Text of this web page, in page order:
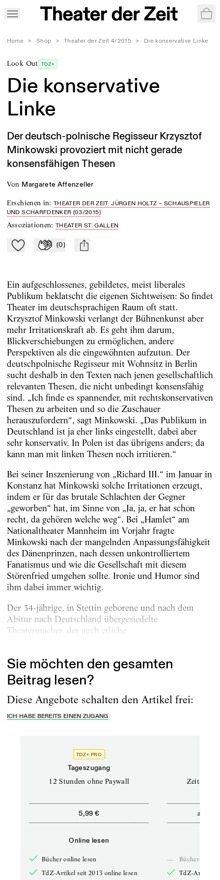
Home > Shop > Theater der Zeit 4/2015 > Die konservative Linke
Look Out TDZ+
Die konservative
Linke
Der deutsch-polnische Regisseur Krzysztof
Minkowski provoziert mit nicht gerade
konsensfähigen Thesen
von Margarete Affenzeller
Erschienen in:THEATER DER ZEIT: JÜRGEN HOLTZ – SCHAUSPIELER
UND SCHARFDENKER (03/2015)
Assoziationen:THEATER ST. GALLEN
Zu Mein-TdZ hinzufügen
Applaudieren
(0) mail
Ein aufgeschlossenes, gebildetes, meist liberales
Publikum beklatscht die eigenen Sichtweisen: So findet
Theater im deutschsprachigen Raum oft statt.
Krzysztof Minkowski verlangt der Bühnenkunst aber
mehr Irritationskraft ab. Es geht ihm darum,
Blickverschiebungen zu ermöglichen, andere
Perspektiven als die eingewöhnten aufzutun. Der
deutschpolnische Regisseur mit Wohnsitz in Berlin
sucht deshalb in den Texten nach jenen gesellschaftlich
relevanten Thesen, die nicht unbedingt konsensfähig
sind. „Ich finde es spannender, mit rechtskonservativen
Thesen zu arbeiten und so die Zuschauer
herauszufordern“, sagt Minkowski. „Das Publikum in
Deutschland ist ja eher links eingestellt, dabei aber
sehr konservativ. In Polen ist das übrigens anders; da
kann man mit linken Thesen noch irritieren.“
Bei seiner Inszenierung von „Richard III.“ im Januar in
Konstanz hat Minkowski solche Irritationen erzeugt,
indem er für das brutale Schlachten der Gegner
„geworben“ hat, im Sinne von „Ja, ja, er hat schon
recht, da gehören welche weg“. Bei „Hamlet“ am
Nationaltheater Mannheim im Vorjahr fragte
Minkowski nach der mangelnden Anpassungsfähigkeit
des Dänenprinzen, nach dessen unkontrolliertem
Fanatismus und wie die Gesellschaft mit diesem
Störenfried umgehen sollte. Ironie und Humor sind
ihm dabei immer wichtig.
Der 34-jährige, in Stettin geborene und nach dem
Abitur nach Deutschland übergesiedelte
Theatermacher, der auch etliche
Sie möchten den gesamten
Beitrag lesen?
Diese Angebote schalten den Artikel frei:
ICH HABE BEREITS EINEN ZUGANG
TDZ+ PRO
Tageszugang
12 Stunden ohne Paywall
5,99 €
Online lesen
Bücher online lesen
TdZ-Artikel seit 2013 online lesen
ab
—
Bücher online
TdZ-Artikel